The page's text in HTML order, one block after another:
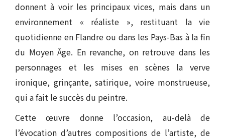
donnent à voir les principaux vices, mais dans un
environnement « réaliste », restituant la vie
quotidienne en Flandre ou dans les Pays-Bas à la fin
du Moyen Âge. En revanche, on retrouve dans les
personnages et les mises en scènes la verve
ironique, grinçante, satirique, voire monstrueuse,
qui a fait le succès du peintre.
Cette œuvre donne l’occasion, au-delà de
l’évocation d’autres compositions de l’artiste, de